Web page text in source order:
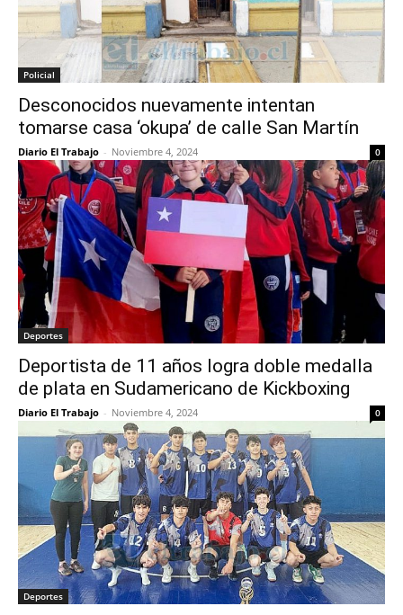
Policial
Desconocidos nuevamente intentan
tomarse casa ‘okupa’ de calle San Martín
Diario El Trabajo - Noviembre 4, 2024 0
Deportes
Deportista de 11 años logra doble medalla
de plata en Sudamericano de Kickboxing
Diario El Trabajo - Noviembre 4, 2024 0
Deportes